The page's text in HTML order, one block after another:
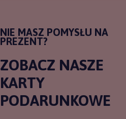
NIE MASZ POMYSŁU NA
PREZENT?
ZOBACZ NASZE
KARTY
PODARUNKOWE